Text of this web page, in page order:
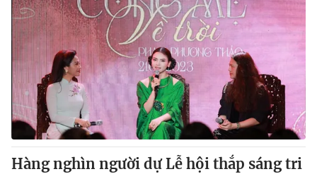
THỜI BÁO VTV
Theo dõi báo trên
Cơ quan chủ quản: Đài Truyền hình Việt Nam
Cơ quan báo chí:
Thời báo VTV
Giấy phép hoạt động báo in và báo điện tử số 483/GP-BTTTT
cấp ngày 29/12/2023
Tổng Biên tập:Vũ Thanh Thủy
Hàng nghìn người dự Lễ hội thắp sáng tri